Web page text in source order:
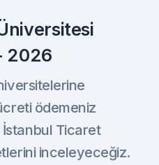
2026
ödemeniz
Ticaret
inceleyeceğiz.